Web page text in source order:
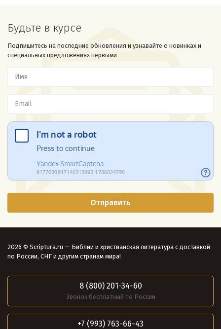
Будьте в курсе
Подпишитесь на последние обновления и узнавайте о новинках и
специальных предложениях первыми
2026 © Scriptura.ru — Библии и христианская литература с доставкой
по России, СНГ и другим странам мира!
8 (800) 201-34-60
Звонок бесплатный по России
+7 (993) 763-66-43